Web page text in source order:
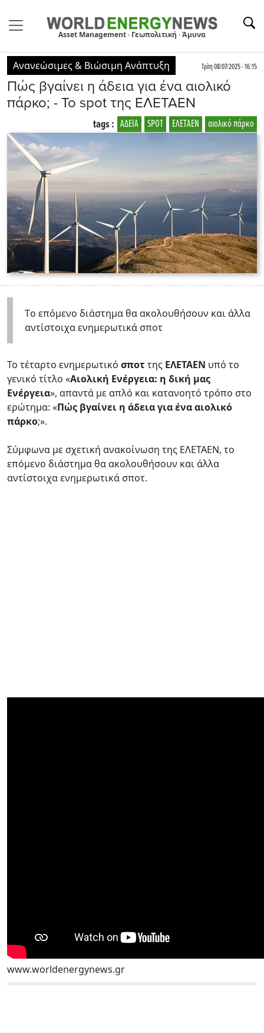
Asset Management · Γεωπολιτική · Άμυνα
Ανανεώσιμες & Βιώσιμη Ανάπτυξη Τρίτη 08/07/2025 - 16:15
Πώς βγαίνει η άδεια για ένα αιολικό
πάρκο; - To spot της ΕΛΕΤΑΕΝ
αιολικό πάρκο
ΕΛΕΤΑΕΝ
SPOT
ΑΔΕΙΑ
tags :
Τo επόμενο διάστημα θα ακολουθήσουν και άλλα
αντίστοιχα ενημερωτικά σποτ
Το τέταρτο ενημερωτικό σποτ της ΕΛΕΤΑΕΝ υπό το
γενικό τίτλο «Αιολική Ενέργεια: η δική μας
Ενέργεια», απαντά με απλό και κατανοητό τρόπο στο
ερώτημα: «Πώς βγαίνει η άδεια για ένα αιολικό
πάρκο;».
Σύμφωνα με σχετική ανακοίνωση της ΕΛΕΤΑΕΝ, τo
επόμενο διάστημα θα ακολουθήσουν και άλλα
αντίστοιχα ενημερωτικά σποτ.
www.worldenergynews.gr